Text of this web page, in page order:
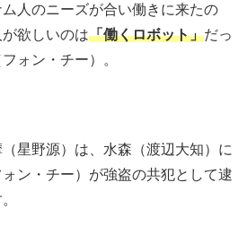
人のニーズが合い働きに来たの
欲しいのは「働くロボット」だっ
ォン・チー）。
星野源）は、水森（渡辺大知）に
ン・チー）が強盗の共犯として逮